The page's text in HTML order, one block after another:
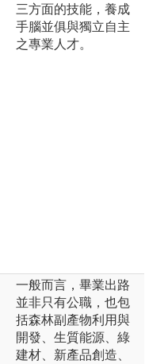
三方面的技能，養成
手腦並俱與獨立自主
之專業人才。
一般而言，畢業出路
並非只有公職，也包
括森林副產物利用與
開發、生質能源、綠
建材、新產品創造、